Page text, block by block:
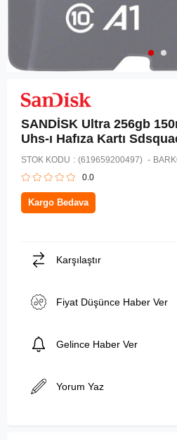
SANDİSK Ultra 256gb
Uhs-ı Hafıza Kartı
STOK KODU (619659200497)
0.0
Kargo Bedava
Karşılaştır
Fiyat Düşünce Haber Ver
Gelince Haber Ver
Yorum Yaz